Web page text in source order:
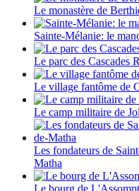
Le monastère de
Sainte-Mélanie: le
Le parc des Cascades
Le village fantôme de
Le camp militaire de
Les fondateurs de
Matha
Le bourg de